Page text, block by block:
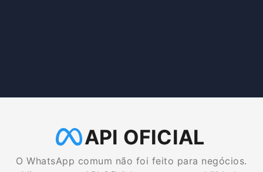
API OFICIAL
O WhatsApp comum não foi feito para negócios.